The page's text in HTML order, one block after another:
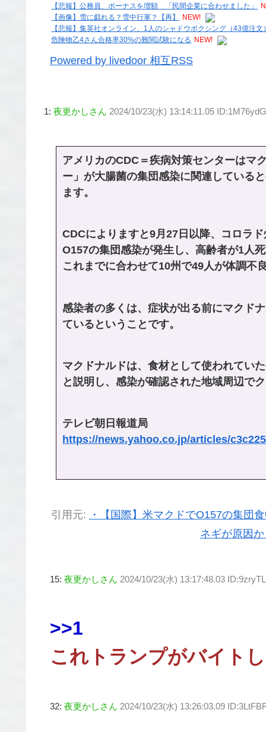
【悲報】公務員、ボーナスを増額 「民間企業に合わせました」
【画像】雪に戯れる？雪中行軍？【再】
NEW!
【悲報】集英社オンライン、1人のシャドウボクシング（43億注
危険物乙4さん合格率30%の難関試験になる NEW!
Powered by livedoor 相互RSS
1: 夜更かしさん 2024/10/23(水) 13:14:11.05
アメリカのCDC＝疾病対策センターはマ
ー」が大腸菌の集団感染に関連している
ます。
CDCによりますと9月27日以降、コロラ
O157の集団感染が発生し、高齢者が1人
これまでに合わせて10州で49人が体調不
感染者の多くは、症状が出る前にマクド
ているということです。
マクドナルドは、食材として使われてい
と説明し、感染が確認された地域周辺で
テレビ朝日報道局
https://news.yahoo.co.jp/articles/
引用元:
・【国際】米マクドでO157の集
ネギが原因
15: 夜更かしさん 2024/10/23(水) 13:17:48.03
>>1
これトランプがバイト
32: 夜更かしさん 2024/10/23(水) 13:26:03.09